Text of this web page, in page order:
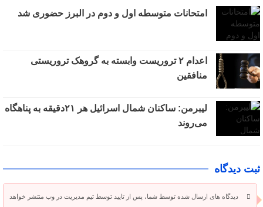
امتحانات متوسطه اول و دوم در البرز حضوری شد
اعدام ۲ تروریست وابسته به گروهک تروریستی
منافقین
لیبرمن: ساکنان شمال اسرائیل هر ۲۱دقیقه به پناهگاه
می‌روند
ثبت دیدگاه
دیدگاه های ارسال شده توسط شما، پس از تایید توسط تیم مدیریت در وب منتشر خواهد